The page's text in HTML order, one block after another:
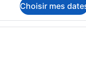
Choisir mes
Une maison à deux